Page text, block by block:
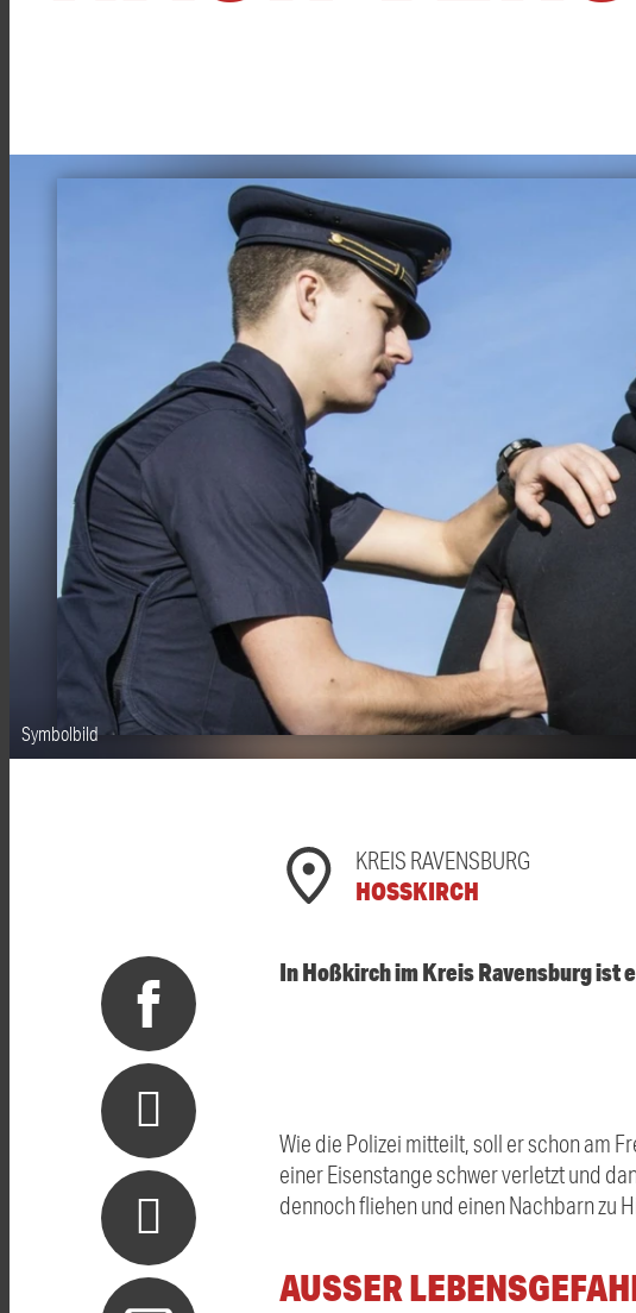
Symbolbild
KREIS RAVENSBURG
HOSSKIRCH
In Hoßkirch im Kreis Ravensburg ist
Wie die Polizei mitteilt, soll er schon am
einer Eisenstange schwer verletzt und
dennoch fliehen und einen Nachbarn zu
AUSSER LEBENSGEFAHR